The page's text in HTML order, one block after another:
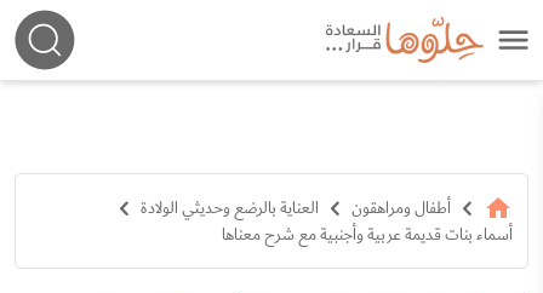
أطفال ومراهقون
العناية بالرضع وحديثي الولادة
أسماء بنات قديمة عربية وأجنبية مع شرح معناها